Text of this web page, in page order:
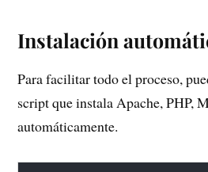
Instalación
Para facilitar todo el proceso,
script que instala Apache, PHP,
automáticamente.